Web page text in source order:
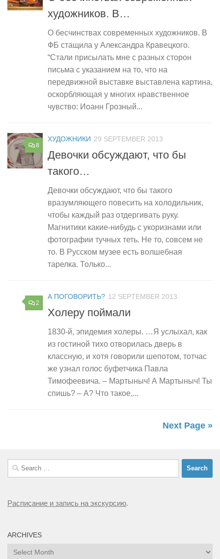
художников. В…
О бесчинствах современных художников. В
ФБ стащила у Александра Кравецкого.
“Стали присылать мне с разных сторон
письма с указанием на то, что на
передвижной выставке выставлена картина,
оскорбляющая у многих нравственное
чувство: Иоанн Грозный...
8
ХУДОЖНИКИ 29 SEPTEMBER 2013
Девочки обсуждают, что бы
такого…
Девочки обсуждают, что бы такого
вразумляющего повесить на холодильник,
чтобы каждый раз отдергивать руку.
Магнитики какие-нибудь с укоризнами или
фотографии тучных теть. Не то, совсем не
то. В Русском музее есть волшебная
тарелка. Только...
2
А ПОГОВОРИТЬ? 12 SEPTEMBER 2013
Холеру поймали
1830-й, эпидемия холеры. …Я услыхал, как
из гостиной тихо отворилась дверь в
классную, и хотя говорили шепотом, тотчас
же узнал голос буфетчика Павла
Тимофеевича. – Мартыныч! А Мартыныч! Ты
спишь? – А? Что такое,...
Next Page »
Search
for:
Расписание и запись на экскурсию.
ARCHIVES
Archives